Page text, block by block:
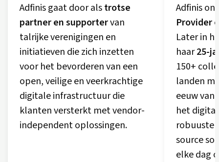
Adfinis gaat door alstrotse
partner en supportervan
talrijke verenigingen en
initiatieven die zich inzetten
voor het bevorderen van een
open, veilige en veerkrachtige
digitale infrastructuur die
klanten versterkt met vendor-
independent oplossingen.
Adfinis
Provider
Later in
haar25-
150+
landen
eeuw van
het
robuuste
source
elke dag